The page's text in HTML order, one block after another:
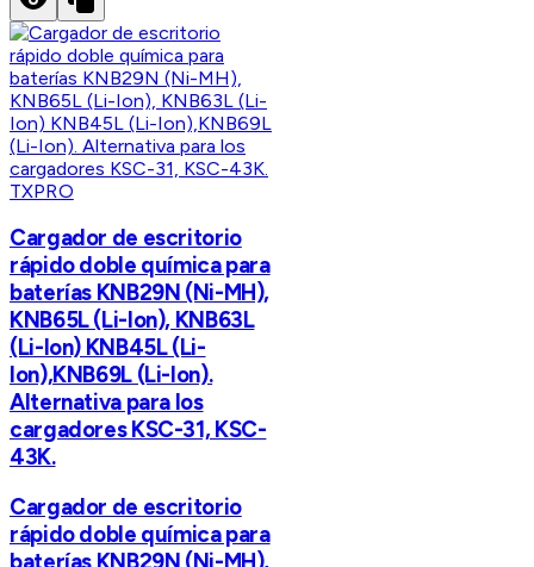
TXPRO
Cargador de escritorio
rápido doble química para
baterías KNB29N (Ni-MH),
KNB65L (Li-Ion), KNB63L
(Li-Ion) KNB45L (Li-
Ion),KNB69L (Li-Ion).
Alternativa para los
cargadores KSC-31, KSC-
43K.
Cargador de escritorio
rápido doble química para